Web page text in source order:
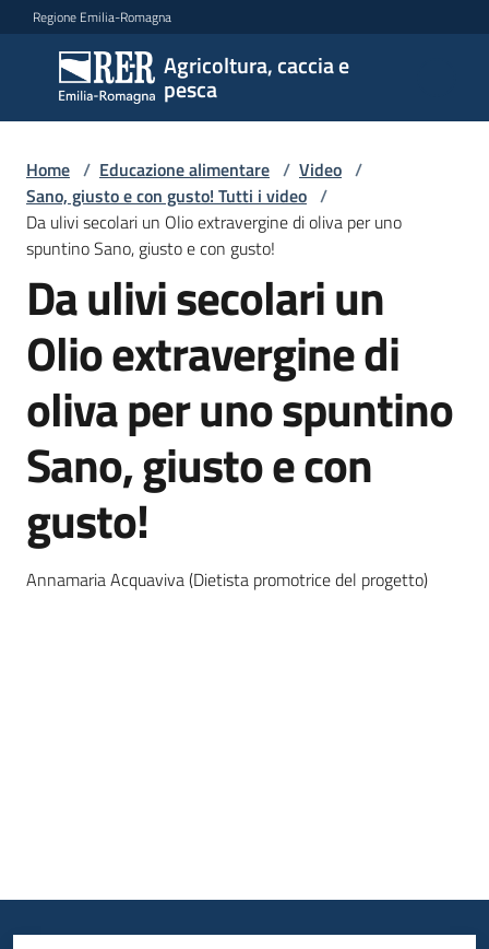
Vai al contenuto
Vai alla navigazione
Vai al footer
Regione Emilia-Romagna
Agricoltura, caccia e
pesca
Agricoltura,
caccia e
pesca
Argomenti
Novità
Servizi
Leggi
atti
bandi
Piani
programmi
Seguici
su
Home / Educazione alimentare / Video /
Sano, giusto e con gusto! Tutti i video /
Da ulivi secolari un Olio extravergine di oliva per uno
spuntino Sano, giusto e con gusto!
Da ulivi secolari un
Olio extravergine di
oliva per uno spuntino
Sano, giusto e con
gusto!
Annamaria Acquaviva (Dietista promotrice del progetto)